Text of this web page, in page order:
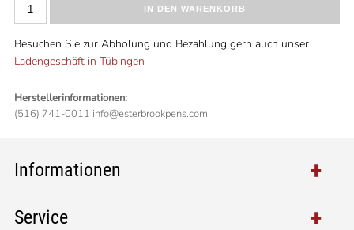
IN DEN WARENKORB
Besuchen Sie zur Abholung und Bezahlung gern auch unser
Ladengeschäft in Tübingen
Herstellerinformationen:
(516) 741-0011 info@esterbrookpens.com
Informationen
Service